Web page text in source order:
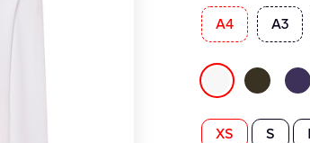
А4 А3
XS S